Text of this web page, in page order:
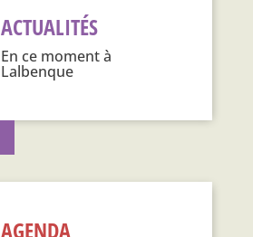
ACTUALITÉS
En ce moment à
Lalbenque
AGENDA